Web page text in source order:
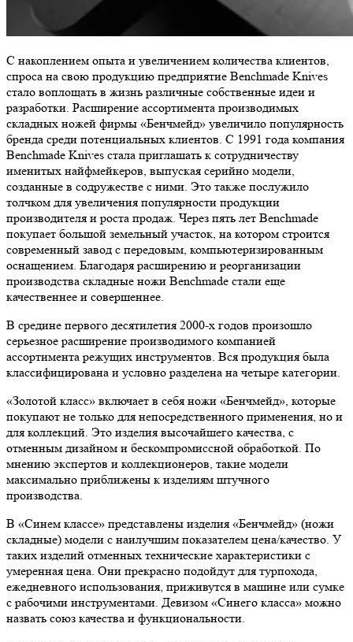
С накоплением опыта и увеличением количества клиентов,
спроса на свою продукцию предприятие Benchmade Knives
стало воплощать в жизнь различные собственные идеи и
разработки. Расширение ассортимента производимых
складных ножей фирмы «Бенчмейд» увеличило популярность
бренда среди потенциальных клиентов. С 1991 года компания
Benchmade Knives стала приглашать к сотрудничеству
именитых найфмейкеров, выпуская серийно модели,
созданные в содружестве с ними. Это также послужило
толчком для увеличения популярности продукции
производителя и роста продаж. Через пять лет Benchmade
покупает большой земельный участок, на котором строится
современный завод с передовым, компьютеризированным
оснащением. Благодаря расширению и реорганизации
производства складные ножи Benchmade стали еще
качественнее и совершеннее.
В средине первого десятилетия 2000-х годов произошло
серьезное расширение производимого компанией
ассортимента режущих инструментов. Вся продукция была
классифицирована и условно разделена на четыре категории.
«Золотой класс» включает в себя ножи «Бенчмейд», которые
покупают не только для непосредственного применения, но и
для коллекций. Это изделия высочайшего качества, с
отменным дизайном и бескомпромиссной обработкой. По
мнению экспертов и коллекционеров, такие модели
максимально приближены к изделиям штучного
производства.
В «Синем классе» представлены изделия «Бенчмейд» (ножи
складные) модели с наилучшим показателем цена/качество. У
таких изделий отменных технические характеристики с
умеренная цена. Они прекрасно подойдут для турпохода,
ежедневного использования, приживутся в машине или сумке
с рабочими инструментами. Девизом «Синего класса» можно
назвать союз качества и функциональности.